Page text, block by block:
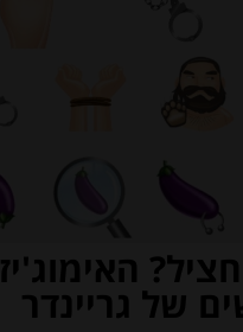
האימוג'יז
של גריינדר